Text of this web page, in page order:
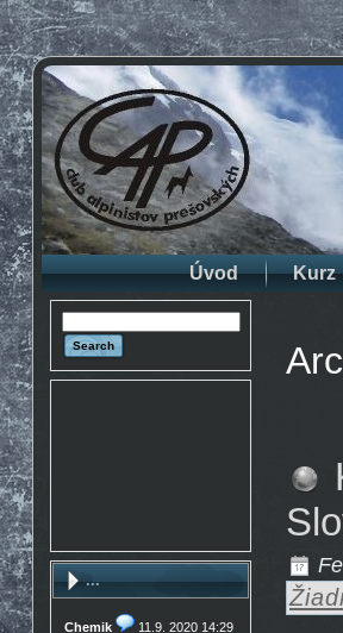
Úvod Kurz
...
Chemik
11.9. 2020 14:29